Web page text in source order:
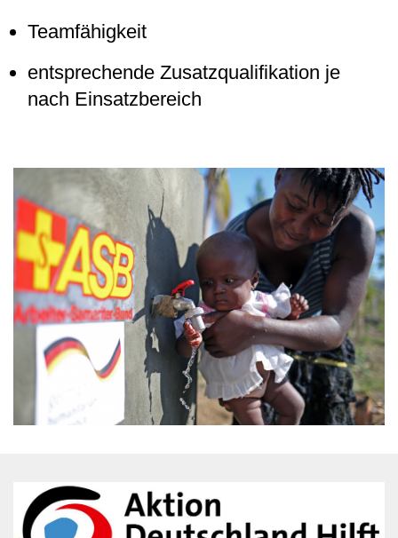
Teamfähigkeit
entsprechende Zusatzqualifikation je
nach Einsatzbereich